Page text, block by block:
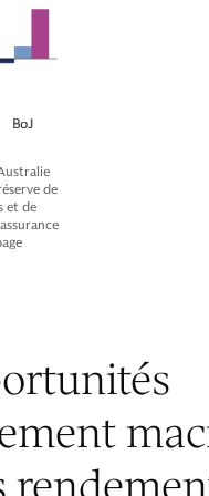
de
et de